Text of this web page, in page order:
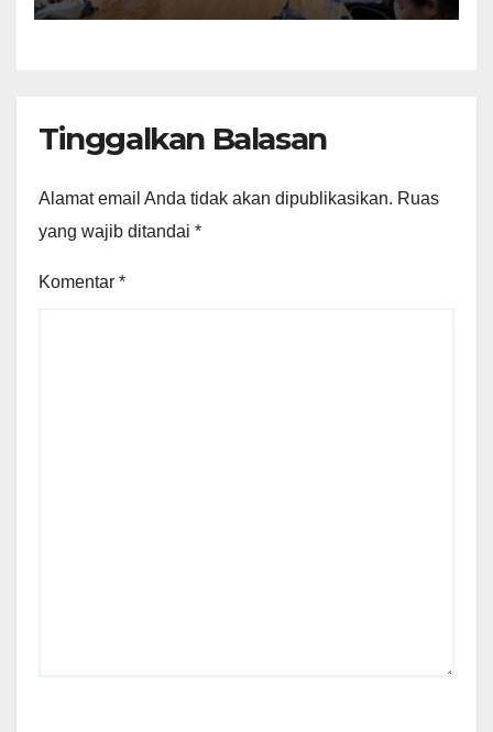
Tinggalkan Balasan
Alamat email Anda tidak akan dipublikasikan. Ruas
yang wajib ditandai *
Komentar *